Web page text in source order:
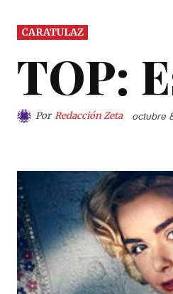
CARATULAZ
TOP:
Por Redacción Zeta octubre